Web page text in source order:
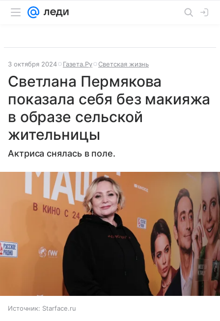
3 октября 2024 Газета.Ру Светская жизнь
Светлана Пермякова
показала себя без макияжа
в образе сельской
жительницы
Актриса снялась в поле.
Источник: Starface.ru